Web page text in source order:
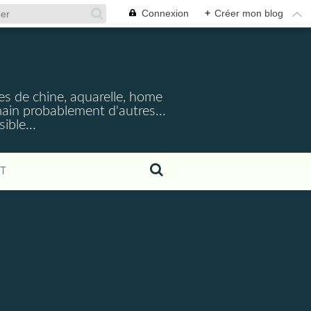
Connexion + Créer mon blog
de chine, aquarelle, home
probablement d'autres...